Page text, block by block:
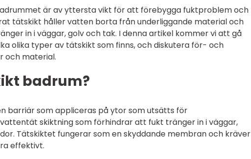
är av yttersta vikt för att förebygga fuktproblem och
tätskikt håller vatten borta från underliggande material och
in i väggar, golv och tak. I denna artikel kommer vi att gå
olika typer av tätskikt som finns, och diskutera för- och
och material.
badrum?
barriär som appliceras på ytor som utsätts för
skiktning som förhindrar att fukt tränger in i väggar,
Tätskiktet fungerar som en skyddande membran och kräver
effektivt.